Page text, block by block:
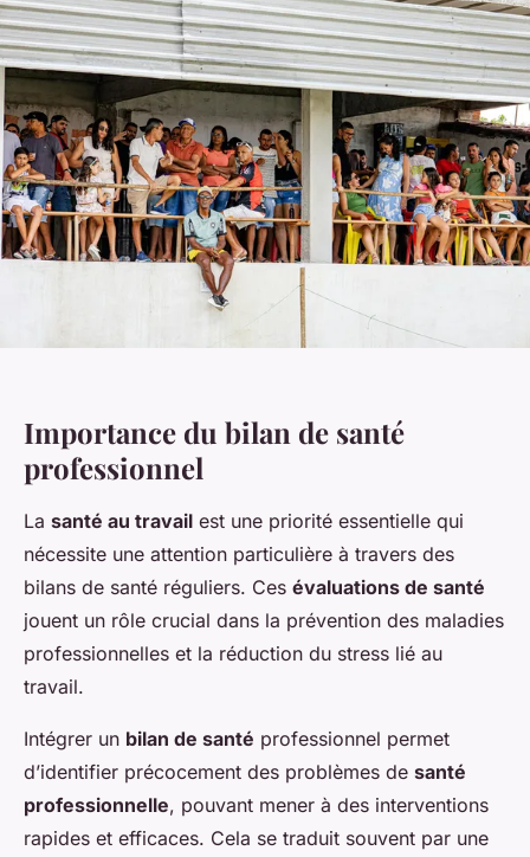
Importance du bilan de santé
professionnel
La santé au travail est une priorité essentielle qui
nécessite une attention particulière à travers des
bilans de santé réguliers. Ces évaluations de santé
jouent un rôle crucial dans la prévention des maladies
professionnelles et la réduction du stress lié au
travail.
Intégrer un bilan de santé professionnel permet
d’identifier précocement des problèmes de santé
professionnelle, pouvant mener à des interventions
rapides et efficaces. Cela se traduit souvent par une